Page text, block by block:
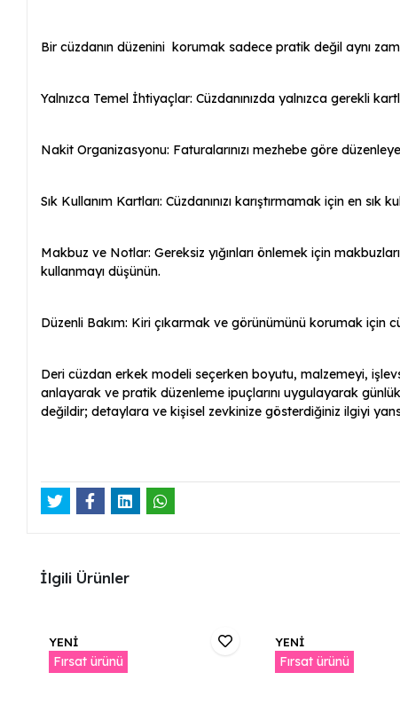
Bir cüzdanın düzenini korumak sadece pratik değil aynı
Yalnızca Temel İhtiyaçlar: Cüzdanınızda yalnızca gerekli
Nakit Organizasyonu: Faturalarınızı mezhebe göre
Sık Kullanım Kartları: Cüzdanınızı karıştırmamak için en
Makbuz ve Notlar: Gereksiz yığınları önlemek için
kullanmayı düşünün.
Düzenli Bakım: Kiri çıkarmak ve görünümünü korumak için
Deri cüzdan erkek modeli seçerken boyutu, malzemeyi,
anlayarak ve pratik düzenleme ipuçlarını uygulayarak
değildir; detaylara ve kişisel zevkinize gösterdiğiniz ilgiyi
İlgili Ürünler
YENİ
Fırsat ürünü
YENİ
Fırsat ürünü